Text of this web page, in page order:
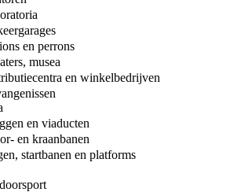
en perrons
musea
en winkelbedrijven
en viaducten
en kraanbanen
startbanen en platforms